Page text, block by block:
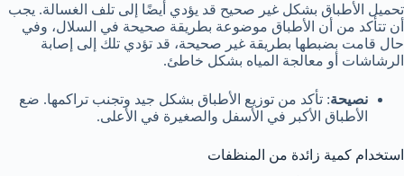
تحميل الأطباق بشكل غير صحيح قد يؤدي أيضًا إلى تلف الغسالة. يجب
أن تتأكد من أن الأطباق موضوعة بطريقة صحيحة في السلال، وفي
حال قامت بضبطها بطريقة غير صحيحة، قد تؤدي تلك إلى إصابة
الرشاشات أو معالجة المياه بشكل خاطئ.
نصيحة: تأكد من توزيع الأطباق بشكل جيد وتجنب تراكمها. ضع
الأطباق الأكبر في الأسفل والصغيرة في الأعلى.
استخدام كمية زائدة من المنظفات